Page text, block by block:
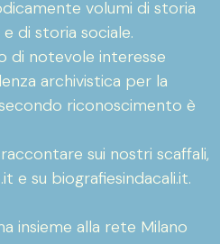
volumi di storia
di storia sociale.
di notevole interesse
archivistica per la
riconoscimento è
sui nostri scaffali,
e su biografiesindacali.it.
insieme alla rete Milano